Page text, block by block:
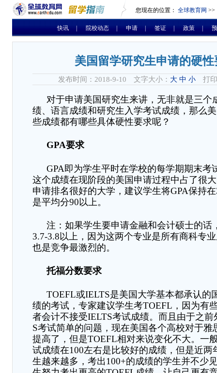
您现在的位置： 全球教育网 >>
快讯 院校动态 申请 签证 政策
美国留学研究生申请的硬性
发布时间：2018-9-10 文字大小： 大 中 小 打
对于申请美国研究生来讲，无非就是三个
绩、语言成绩和研究生入学考试成绩，那么
些成绩都有哪些具体硬性要求呢？
GPA要求
GPA即为学生平时在学校的每学期期末考
这个成绩在现阶段的美国申请过程中占了很
申请排名很好的大学，建议学生将GPA保持在
是平均分90以上。
注：如果学生要申请金融和会计硕士的话
3.7-3.8以上，因为这两个专业是所有商科专
也是竞争最激烈的。
托福分数要求
TOEFL或IELTS是美国大学基本都承认的
绩的考试，专家建议学生考TOEFL ，因为有
者会计不接受IELTS考试成绩。而且由于之前
S考试简单的问题，现在美国各个高校对于雅
提高了，但是TOEFL相对来说变化不大。一
试成绩在100左右是比较好的成绩，但是近两
生越来越多，考出100+的成绩的学生并不少